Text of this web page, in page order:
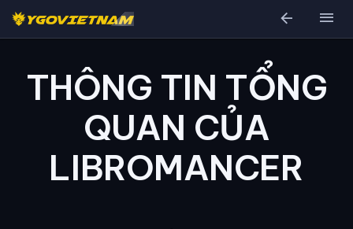
arrow_back menu
THÔNG TIN TỔNG
QUAN CỦA
LIBROMANCER